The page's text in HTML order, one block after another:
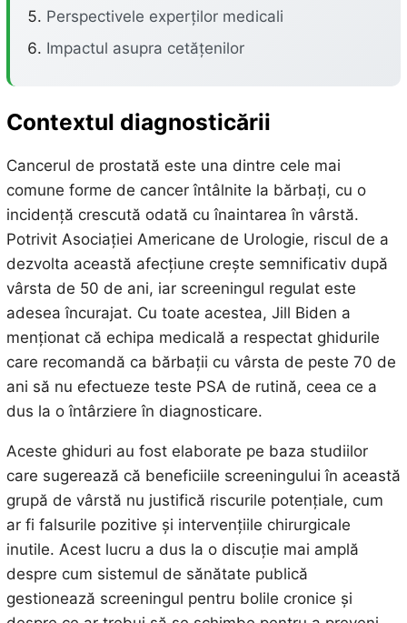
Perspectivele experților medicali
Impactul asupra cetățenilor
Contextul diagnosticării
Cancerul de prostată este una dintre cele mai
comune forme de cancer întâlnite la bărbați, cu o
incidență crescută odată cu înaintarea în vârstă.
Potrivit Asociației Americane de Urologie, riscul de a
dezvolta această afecțiune crește semnificativ după
vârsta de 50 de ani, iar screeningul regulat este
adesea încurajat. Cu toate acestea, Jill Biden a
menționat că echipa medicală a respectat ghidurile
care recomandă ca bărbații cu vârsta de peste 70 de
ani să nu efectueze teste PSA de rutină, ceea ce a
dus la o întârziere în diagnosticare.
Aceste ghiduri au fost elaborate pe baza studiilor
care sugerează că beneficiile screeningului în această
grupă de vârstă nu justifică riscurile potențiale, cum
ar fi falsurile pozitive și intervențiile chirurgicale
inutile. Acest lucru a dus la o discuție mai amplă
despre cum sistemul de sănătate publică
gestionează screeningul pentru bolile cronice și